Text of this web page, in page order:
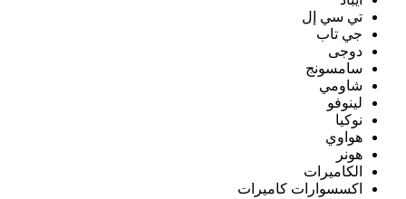
تي سي إل
جي تاب
دوجى
سامسونج
شاومي
لينوفو
نوكيا
هواوي
هونر
الكاميرات
اكسسوارات كاميرات